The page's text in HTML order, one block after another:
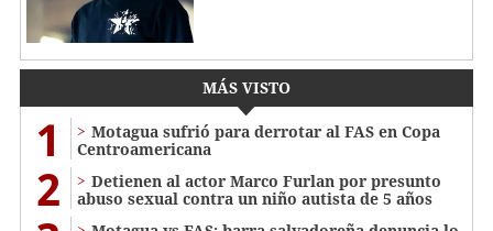
MÁS VISTO
1
Motagua sufrió para derrotar al FAS en Copa
Centroamericana
2
Detienen al actor Marco Furlan por presunto
abuso sexual contra un niño autista de 5 años